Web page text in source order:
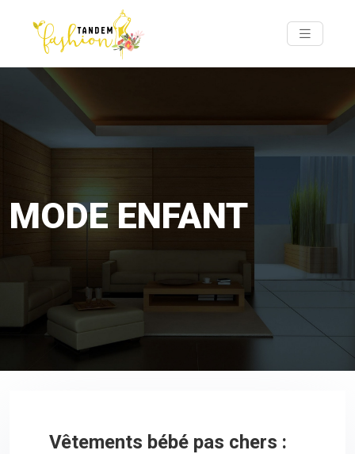
MODE ENFANT
Vêtements bébé pas chers :